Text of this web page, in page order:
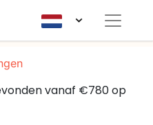
vanaf €780 op